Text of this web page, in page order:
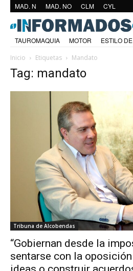
MAD. N MAD. NO CLM CYL
TAUROMAQUIA MOTOR
ESTILO
Inicio
Etiquetas Mandato
Tag: mandato
Tribuna de Alcobendas
“Gobiernan desde la
sentarse con la